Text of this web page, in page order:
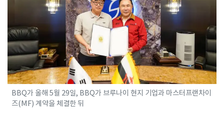
BBQ가 올해 5월 29일, BBQ가 브루나이 현지 기업과 마스터프랜차이
즈(MF) 계약을 체결한 뒤